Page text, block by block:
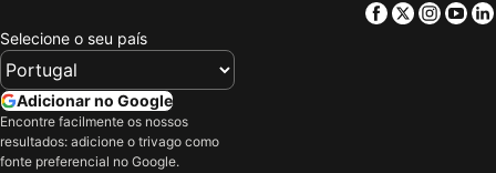
Facebook
Twitter
Selecione o seu país
Adicionar no Google
Encontre facilmente os nossos
resultados: adicione o trivago como
fonte preferencial no Google.